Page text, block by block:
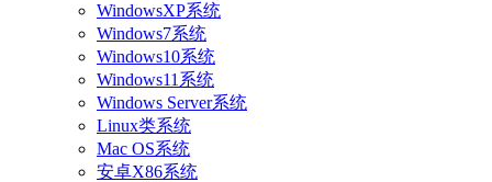
WindowsXP系统
Windows7系统
Windows10系统
Windows11系统
Windows Server系统
Linux类系统
Mac OS系统
安卓X86系统